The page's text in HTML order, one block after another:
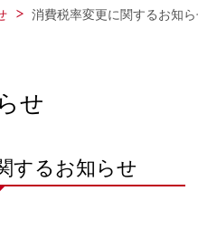
消費税率変更に関するお知
せ
するお知らせ